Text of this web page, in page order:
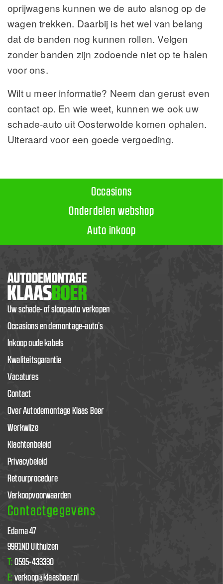
oprijwagens kunnen we de auto alsnog op de
wagen trekken. Daarbij is het wel van belang
dat de banden nog kunnen rollen. Velgen
zonder banden zijn zodoende niet op te halen
voor ons.
Wilt u meer informatie? Neem dan gerust even
contact op. En wie weet, kunnen we ook uw
schade-auto uit Oosterwolde komen ophalen.
Uiteraard voor een goede vergoeding.
Occasions
Onderdelen webshop
Auto inkoop
Uw schade- of sloopauto verkopen
Occasions en demontage-auto’s
Inkoop oude kabels
Kwaliteitsgarantie
Vacatures
Contact
Over Autodemontage Klaas Boer
Werkwijze
Klachtenbeleid
Privacybeleid
Retourprocedure
Verkoopvoorwaarden
Contactgegevens
Edama 47
9981ND Uithuizen
T: 0595-433330
E: verkoop@klaasboer.nl